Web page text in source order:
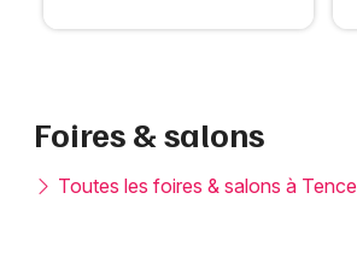
Foires & salons
Toutes les foires & salons à Tence